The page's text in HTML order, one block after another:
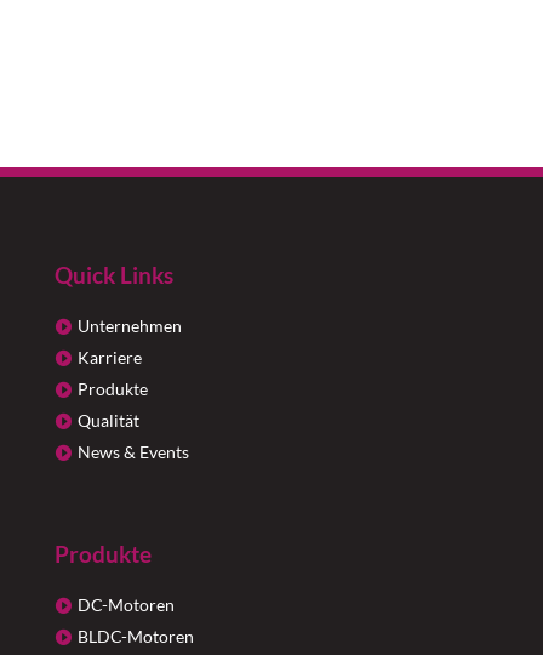
Quick Links
Unternehmen
Karriere
Produkte
Qualität
News & Events
Produkte
DC-Motoren
BLDC-Motoren